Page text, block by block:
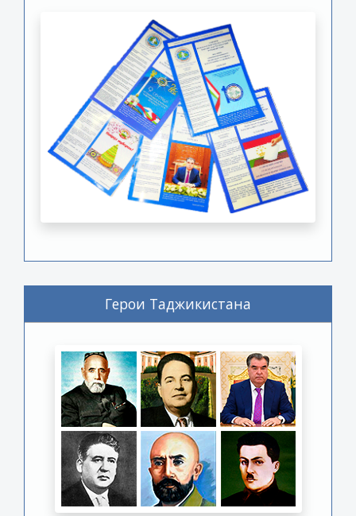
Герои Таджикистана